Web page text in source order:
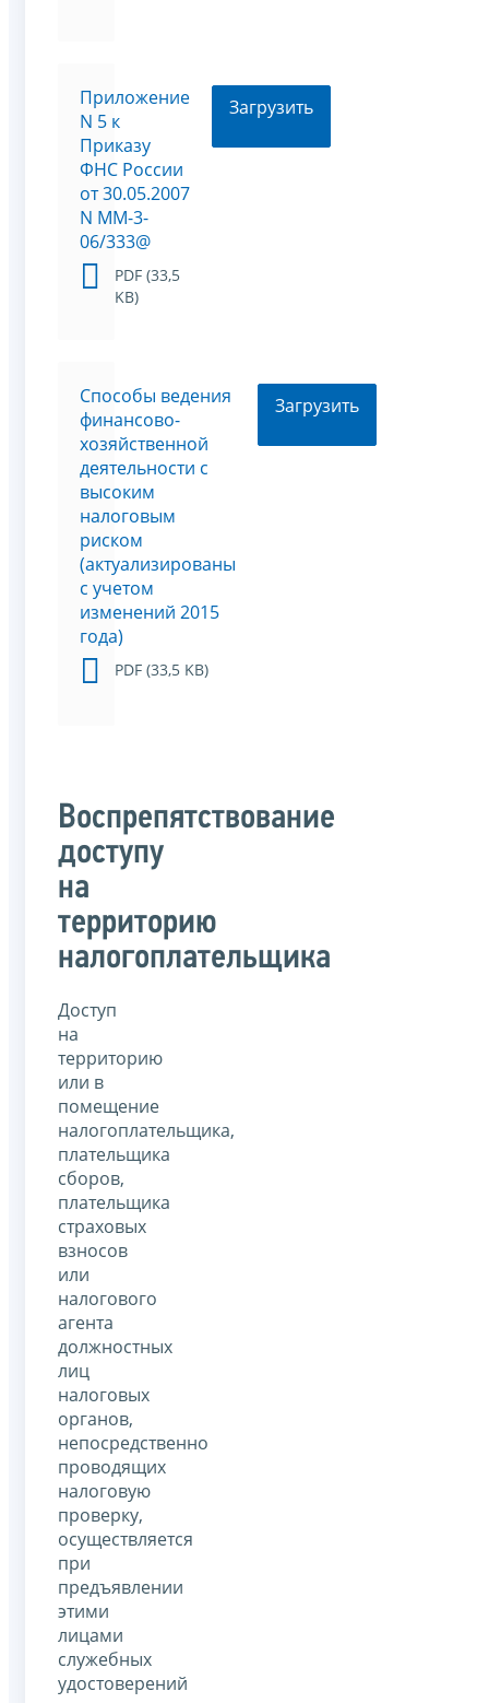
Приложение
N 5 к
Приказу
ФНС России
от 30.05.2007
N ММ-3-
06/333@
PDF (33,5
KB)
Загрузить
Способы ведения
финансово-
хозяйственной
деятельности с
высоким
налоговым
риском
(актуализированы
с учетом
изменений 2015
года)
PDF (33,5 KB)
Загрузить
Воспрепятствование
доступу
на
территорию
налогоплательщика
Доступ
на
территорию
или в
помещение
налогоплательщика,
плательщика
сборов,
плательщика
страховых
взносов
или
налогового
агента
должностных
лиц
налоговых
органов,
непосредственно
проводящих
налоговую
проверку,
осуществляется
при
предъявлении
этими
лицами
служебных
удостоверений